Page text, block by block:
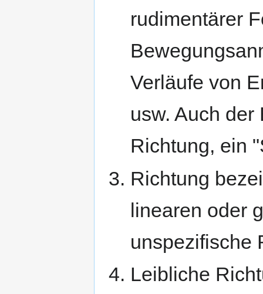
rudimentärer
Verläufe von
usw. Auch
Richtung, ein
Richtung
linearen oder
unspezifische
Leibliche